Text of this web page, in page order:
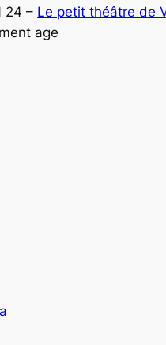
24 – Le petit théâtre de
age